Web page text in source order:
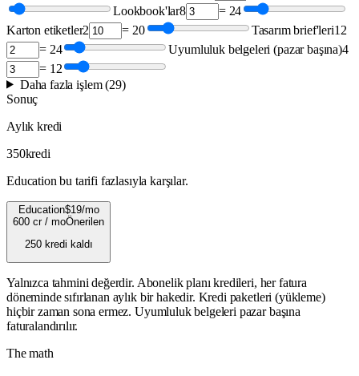
Lookbook'lar8 = 24
Karton etiketler2 = 20 Tasarım brief'leri12
= 24 Uyumluluk belgeleri (pazar başına)4
= 12
Daha fazla işlem (29)
Sonuç
Aylık kredi
350kredi
Education bu tarifi fazlasıyla karşılar.
Education$19/mo
600 cr / moÖnerilen
250 kredi kaldı
Yalnızca tahmini değerdir. Abonelik planı kredileri, her fatura
döneminde sıfırlanan aylık bir hakedir. Kredi paketleri (yükleme)
hiçbir zaman sona ermez. Uyumluluk belgeleri pazar başına
faturalandırılır.
The math